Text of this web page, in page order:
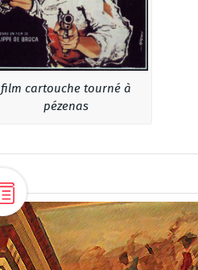
film cartouche tourné à
pézenas